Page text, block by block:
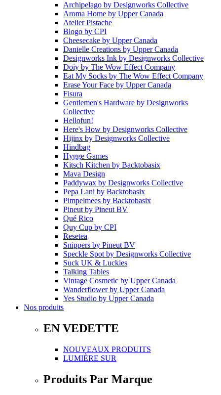
Archipelago by Designworks Collective
Aroma Home by Upper Canada
Atelier Pistache
Blogo by CPI
Cheesecake by Upper Canada
Danielle Creations by Upper Canada
Designworks Ink by Designworks Collective
Doiy by The Wow Effect Company
Eat My Socks by The Wow Effect Company
Erase Your Face by Upper Canada
Fisura
Gentlemen's Hardware by Designworks
Collective
Hellofun!
Here's How by Designworks Collective
Hijinx by Designworks Collective
Hindbag
Hygge Games
Kitsch Kitchen by Backtobasix
Mava Design
Paddywax by Designworks Collective
Pepa Lani by Backtobasix
Pimpelmees by Backtobasix
Pineut by Pineut BV
Qué Rico
Quy Cup by CPI
Resetea
Snippers by Pineut BV
Speckle Spot by Designworks Collective
Suck UK & Luckies
Talking Tables
Vintage Cosmetic by Upper Canada
Wanderflowerby Upper Canada
Yes Studio by Upper Canada
Nos produits
EN VEDETTE
NOUVEAUX PRODUITS
LUMIÈRE SUR
Produits Par Marque